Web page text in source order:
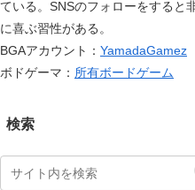
ている。SNSのフォローをすると
に喜ぶ習性がある。
BGAアカウント： YamadaGamez
ボドゲーマ： 所有ボードゲーム
検索